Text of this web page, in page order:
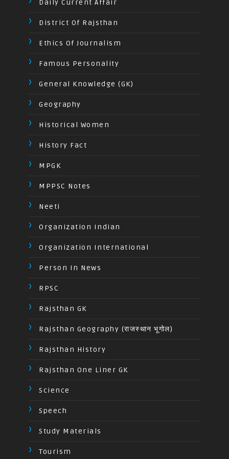
Daily Current Affair
District Of Rajsthan
Ethics Of Journalism
Famous Personality
General Knowledge (GK)
Geography
Historical Women
History Fact
MPGK
MPPSC Notes
Neeti
Organization Indian
Organization International
Person In News
RPSC
Rajsthan GK
Rajsthan Geography (राजस्थान भूगोल)
Rajsthan History
Rajsthan One Liner GK
Science
Speech
Study Materials
Tourism